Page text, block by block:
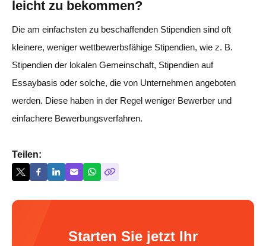
leicht zu bekommen?
Die am einfachsten zu beschaffenden Stipendien sind oft
kleinere, weniger wettbewerbsfähige Stipendien, wie z. B.
Stipendien der lokalen Gemeinschaft, Stipendien auf
Essaybasis oder solche, die von Unternehmen angeboten
werden. Diese haben in der Regel weniger Bewerber und
einfachere Bewerbungsverfahren.
Teilen:
Starten Sie jetzt Ihr